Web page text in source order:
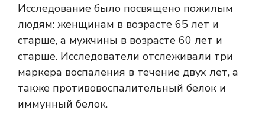
Исследование было посвящено пожилым
людям: женщинам в возрасте 65 лет и
старше, а мужчины в возрасте 60 лет и
старше. Исследователи отслеживали три
маркера воспаления в течение двух лет, а
также противовоспалительный белок и
иммунный белок.